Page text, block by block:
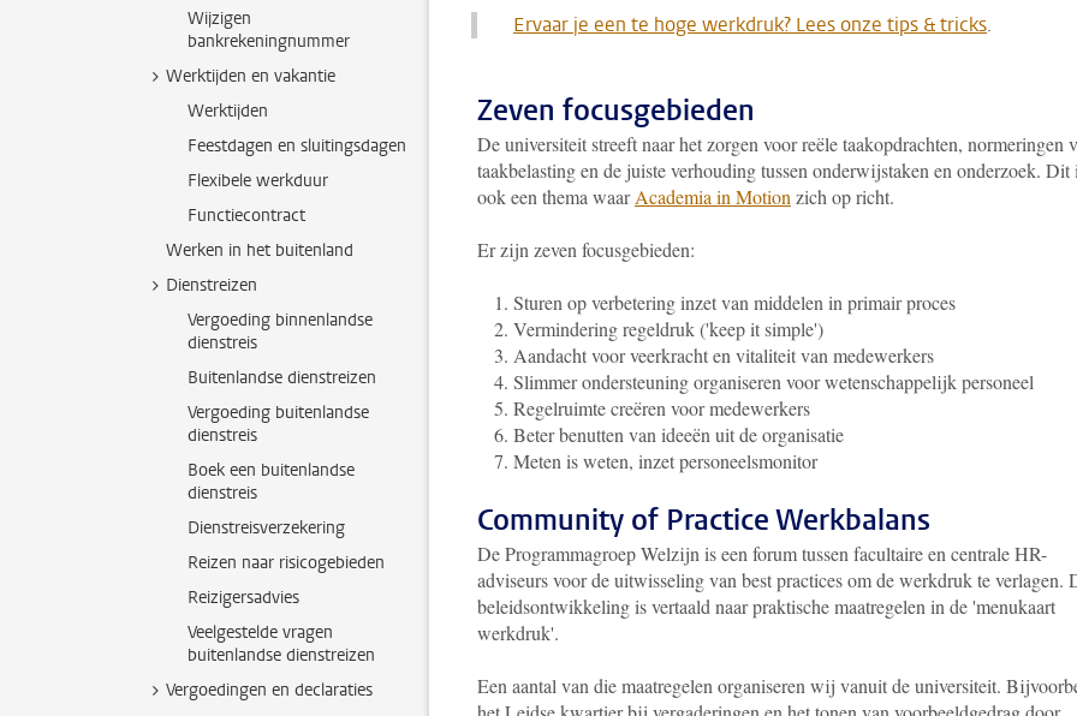
Wijzigen
bankrekeningnummer
Werktijden en vakantie
Werktijden
Feestdagen en sluitingsdagen
Flexibele werkduur
Functiecontract
Werken in het buitenland
Dienstreizen
Vergoeding binnenlandse
dienstreis
Buitenlandse dienstreizen
Vergoeding buitenlandse
dienstreis
Boek een buitenlandse
dienstreis
Dienstreisverzekering
Reizen naar risicogebieden
Reizigersadvies
Veelgestelde vragen
buitenlandse dienstreizen
Vergoedingen en declaraties
Ervaar je een te hoge werkdruk? Lees onze tips & tricks.
Zeven focusgebieden
De universiteit streeft naar het zorgen voor reële taakopdrachten, normeringen
taakbelasting en de juiste verhouding tussen onderwijstaken en onderzoek. Dit
ook een thema waarAcademia in Motion zich op richt.
Er zijn zeven focusgebieden:
Sturen op verbetering inzet van middelen in primair proces
Vermindering regeldruk ('keep it simple')
Aandacht voor veerkracht en vitaliteit van medewerkers
Slimmer ondersteuning organiseren voor wetenschappelijk personeel
Regelruimte creëren voor medewerkers
Beter benutten van ideeën uit de organisatie
Meten is weten, inzet personeelsmonitor
Community of Practice Werkbalans
De Programmagroep Welzijn is een forum tussen facultaire en centrale HR-
adviseurs voor de uitwisseling van best practices om de werkdruk te verlagen.
beleidsontwikkeling is vertaald naar praktische maatregelen in de 'menukaart
werkdruk'.
Een aantal van die maatregelen organiseren wij vanuit de universiteit.